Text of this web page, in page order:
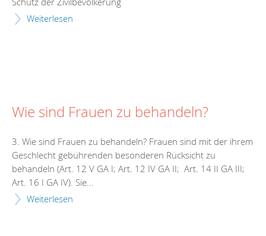
Weiterlesen
Wie sind Frauen zu behandeln?
3. Wie sind Frauen zu behandeln? Frauen sind mit der ihrem
Geschlecht gebührenden besonderen Rücksicht zu
behandeln (Art. 12 V GA I; Art. 12 IV GA II; Art. 14 II GA III;
Art. 16 I GA IV). Sie...
Weiterlesen